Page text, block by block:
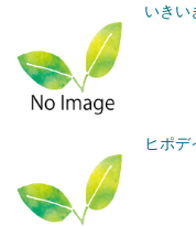
いきい
ヒポデ